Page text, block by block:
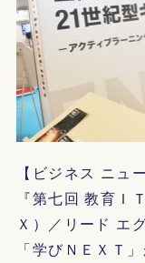
【ビジネス ニ
『第七回 教育Ｉ
Ｘ）／リード エ
「学びＮＥＸＴ